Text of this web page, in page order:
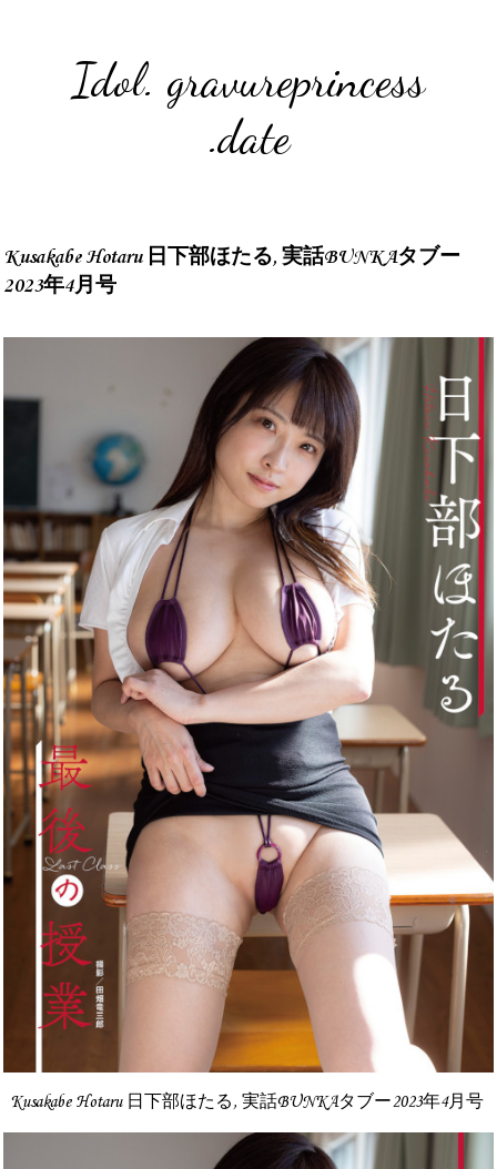
Idol. gravureprincess
.date
Kusakabe Hotaru 日下部ほたる, 実話BUNKAタブー
2023年4月号
Kusakabe Hotaru 日下部ほたる, 実話BUNKAタブー2023年4月号